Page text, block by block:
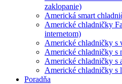
zaklopanie)
Americká smart
Americké chladničky
internetom)
Americké chladničky s
Americké chladničky s
Americké chladničky s
Americké chladničky s
Poradňa